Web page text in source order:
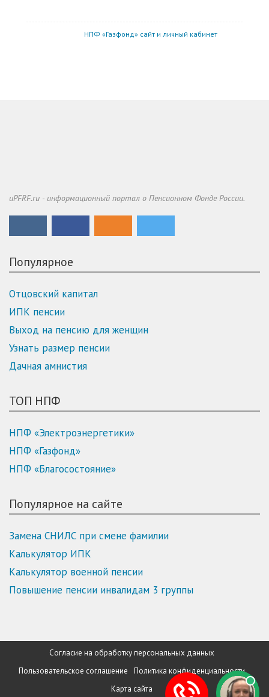
НПФ «Газфонд» сайт и личный кабинет
uPFRF.ru - информационный портал о Пенсионном Фонде России.
Популярное
Отцовский капитал
ИПК пенсии
Выход на пенсию для женщин
Узнать размер пенсии
Дачная амнистия
ТОП НПФ
НПФ «Электроэнергетики»
НПФ «Газфонд»
НПФ «Благосостояние»
Популярное на сайте
Замена СНИЛС при смене фамилии
Калькулятор ИПК
Калькулятор военной пенсии
Повышение пенсии инвалидам 3 группы
Согласие на обработку персональных данных
Пользовательское соглашение
Политика конфиденциальности
Карта сайта